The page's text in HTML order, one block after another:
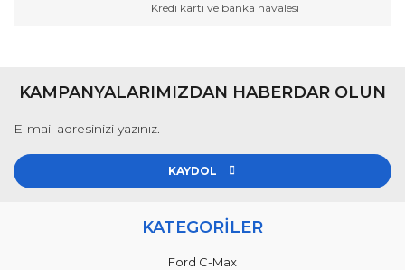
Gönder
Kredi kartı ve banka havalesi
KAMPANYALARIMIZDAN HABERDAR OLUN
KAYDOL
KATEGORİLER
Ford C-Max